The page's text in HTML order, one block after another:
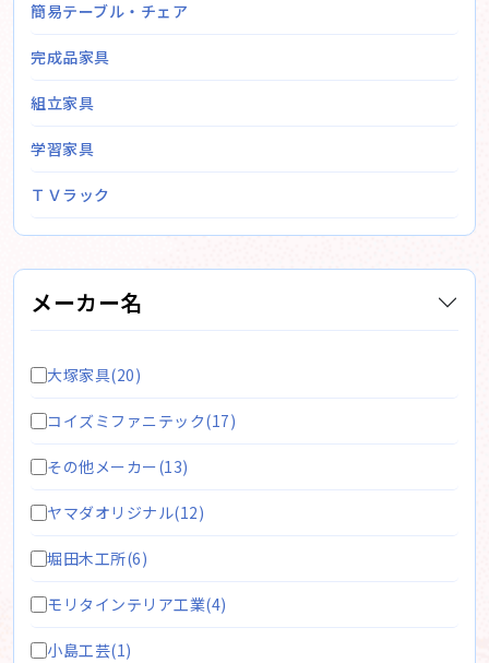
簡易テーブル・チェア
完成品家具
組立家具
学習家具
ＴＶラック
メーカー名
大塚家具(20)
コイズミファニテック(17)
その他メーカー(13)
ヤマダオリジナル(12)
堀田木工所(6)
モリタインテリア工業(4)
小島工芸(1)